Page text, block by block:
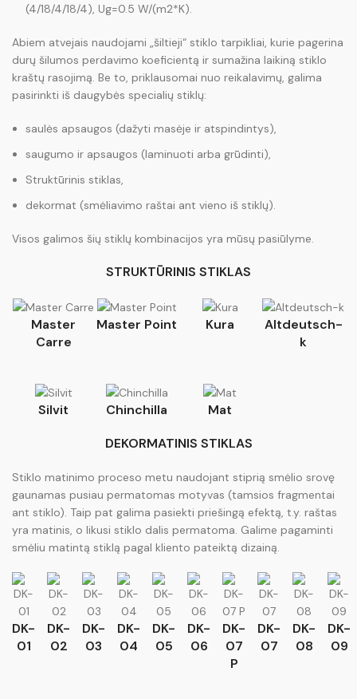
(4/18/4/18/4), Ug=0.5 W/(m2*K).
Abiem atvejais naudojami „šiltieji“ stiklo tarpikliai, kurie pagerina
durų šilumos perdavimo koeficientą ir sumažina laikiną stiklo
kraštų rasojimą. Be to, priklausomai nuo reikalavimų, galima
pasirinkti iš daugybės specialių stiklų:
saulės apsaugos (dažyti masėje ir atspindintys),
saugumo ir apsaugos (laminuoti arba grūdinti),
Struktūrinis stiklas,
dekormat (smėliavimo raštai ant vieno iš stiklų).
Visos galimos šių stiklų kombinacijos yra mūsų pasiūlyme.
STRUKTŪRINIS STIKLAS
Master
Carre
Master Point Kura
Altdeutsch-
k
Silvit Chinchilla
Mat
DEKORMATINIS STIKLAS
Stiklo matinimo proceso metu naudojant stiprią smėlio srovę
gaunamas pusiau permatomas motyvas (tamsios fragmentai
ant stiklo). Taip pat galima pasiekti priešingą efektą, t.y. raštas
yra matinis, o likusi stiklo dalis permatoma. Galime pagaminti
smėliu matintą stiklą pagal kliento pateiktą dizainą.
DK-
01
DK-
02
DK-
03
DK-
04
DK-
05
DK-
06
DK-
07
P
DK-
07
DK-
08
DK-
09